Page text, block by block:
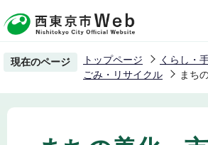
の
ー現在のページ トップページ
くらし・
ごみ・リサイクル
まち